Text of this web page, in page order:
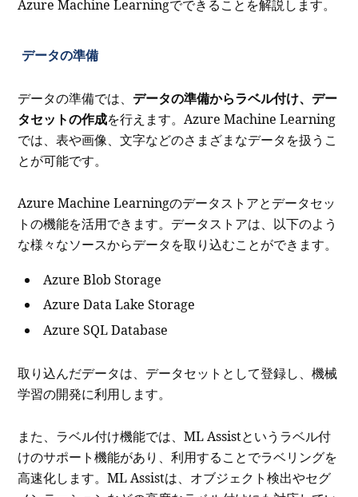
Azure Machine Learningでできることを解説します。
データの準備
データの準備では、 データの準備からラベル付け、デー
タセットの作成を行えます。Azure Machine Learning
では、表や画像、文字などのさまざまなデータを扱うこ
とが可能です。
Azure Machine Learningのデータストアとデータセッ
トの機能を活用できます。データストアは、以下のよう
な様々なソースからデータを取り込むことができます。
Azure Blob Storage
Azure Data Lake Storage
Azure SQL Database
取り込んだデータは、データセットとして登録し、機械
学習の開発に利用します。
また、ラベル付け機能では、ML Assistというラベル付
けのサポート機能があり、利用することでラベリングを
高速化します。ML Assistは、オブジェクト検出やセグ